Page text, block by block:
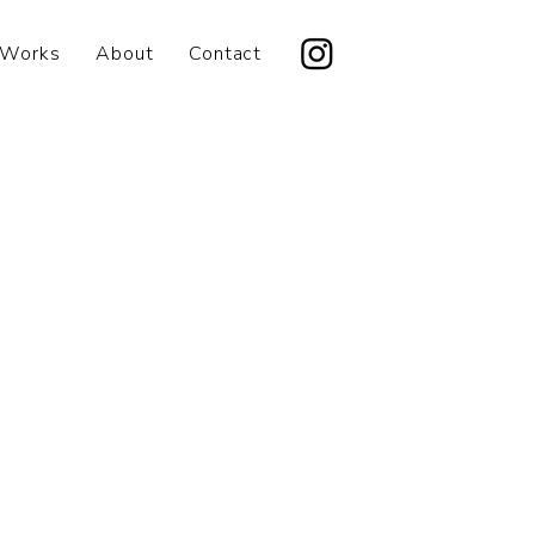
Works About Contact